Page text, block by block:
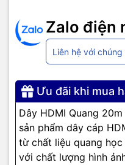
Zalo điện
Liên hệ với chúng
Ưu đãi khi mua
Dây HDMI Quang
sản phẩm dây cáp
từ chất liệu quang
với chất lượng hình
quả. Thương hiệu tập trung
Chất Lượng Cao: Tất cả các
sản xuất từ những vật liệu
Độ Tin Cậy: VegGieg cam
ổn định và tin cậy, giúp
Đa Dạng Sản Phẩm: Với một
đáp ứng mọi nhu cầu kết
doanh nghiệp.